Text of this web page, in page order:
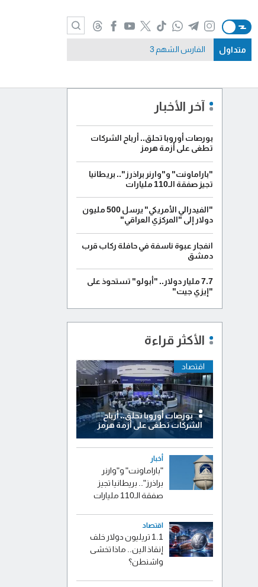
متداول الفارس الشهم 3
آخر الأخبار
بورصات أوروبا تحلق.. أرباح الشركات
تطغى على أزمة هرمز
"باراماونت" و"وارنر براذرز".. بريطانيا
تجيز صفقة الـ110 مليارات
"الفيدرالي الأمريكي" يرسل 500 مليون
دولار إلى "المركزي العراقي"
انفجار عبوة ناسفة في حافلة ركاب قرب
دمشق
7.7 مليار دولار.. "أبولو" تستحوذ على
"إيزي جيت"
الأكثر قراءة
اقتصاد
بورصات أوروبا تحلق.. أرباح
الشركات تطغى على أزمة هرمز
أخبار
"باراماونت" و"وارنر
براذرز".. بريطانيا تجيز
صفقة الـ110 مليارات
اقتصاد
1.1 تريليون دولار خلف
إنقاذ الين.. ماذا تخشى
واشنطن؟